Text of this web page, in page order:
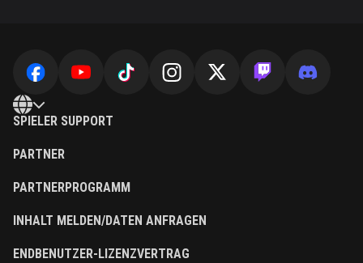
SPIELER SUPPORT
PARTNER
PARTNERPROGRAMM
INHALT MELDEN/DATEN ANFRAGEN
ENDBENUTZER-LIZENZVERTRAG